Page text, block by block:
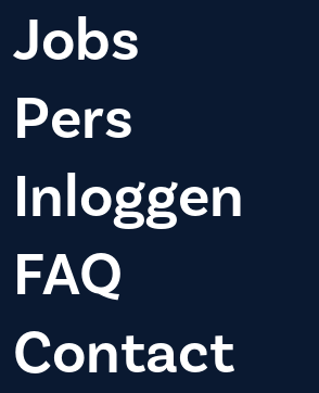
Jobs
Pers
Inloggen
FAQ
Contact